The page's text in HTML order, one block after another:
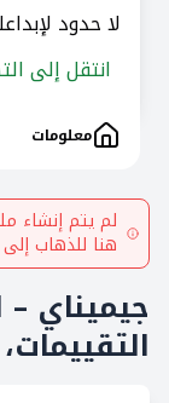
لا حدود
انتقل إلى
معلومات
لم يتم إنشاء
هنا للذهاب
جيميناي –